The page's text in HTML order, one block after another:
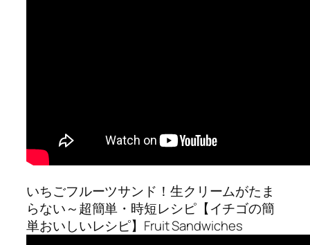
いちごフルーツサンド！生クリームがたま
らない～超簡単・時短レシピ【イチゴの簡
単おいしいレシピ】Fruit Sandwiches